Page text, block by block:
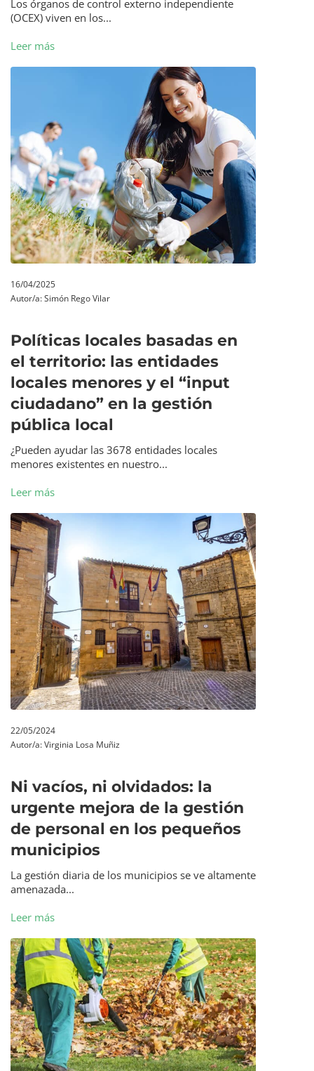
Los órganos de control externo independiente
(OCEX) viven en los...
Leer más
16/04/2025
Autor/a:Simón Rego Vilar
Políticas locales basadas en
el territorio: las entidades
locales menores y el “input
ciudadano” en la gestión
pública local
¿Pueden ayudar las 3678 entidades locales
menores existentes en nuestro...
Leer más
22/05/2024
Autor/a:Virginia Losa Muñiz
Ni vacíos, ni olvidados: la
urgente mejora de la gestión
de personal en los pequeños
municipios
La gestión diaria de los municipios se ve altamente
amenazada...
Leer más